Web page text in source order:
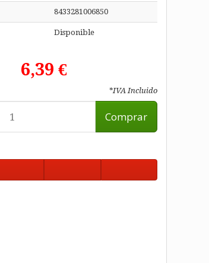
8433281006850
Disponible
6,39 €
*IVA Incluido
Comprar